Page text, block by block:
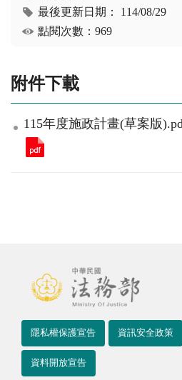
最後更新日期： 114/08/29
點閱次數：969
附件下載
115年度施政計畫(草案版
隱私權保護宣告 資訊安全政策
資料開放宣告